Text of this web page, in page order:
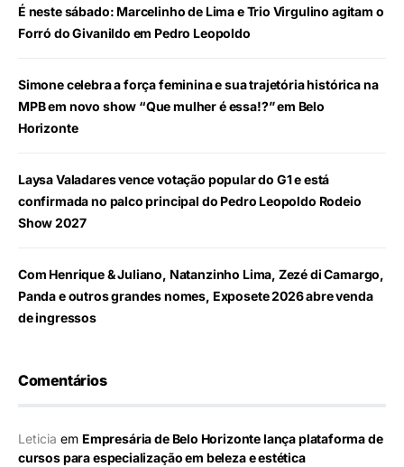
É neste sábado: Marcelinho de Lima e Trio Virgulino agitam o
Forró do Givanildo em Pedro Leopoldo
Simone celebra a força feminina e sua trajetória histórica na
MPB em novo show “Que mulher é essa!?” em Belo
Horizonte
Laysa Valadares vence votação popular do G1 e está
confirmada no palco principal do Pedro Leopoldo Rodeio
Show 2027
Com Henrique & Juliano, Natanzinho Lima, Zezé di Camargo,
Panda e outros grandes nomes, Exposete 2026 abre venda
de ingressos
Comentários
Leticia em Empresária de Belo Horizonte lança plataforma de
cursos para especialização em beleza e estética